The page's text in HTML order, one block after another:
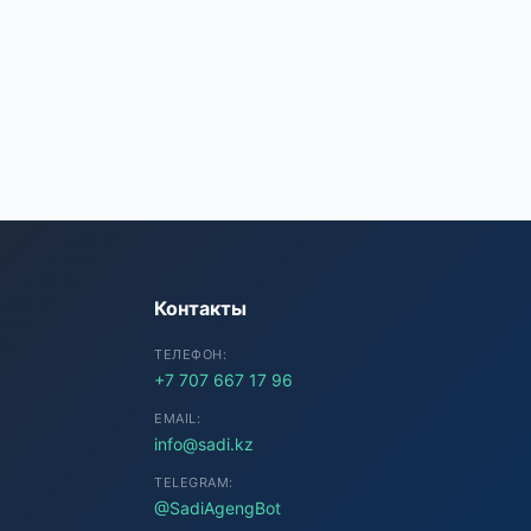
Контакты
ТЕЛЕФОН:
+7 707 667 17 96
EMAIL:
info@sadi.kz
TELEGRAM:
@SadiAgengBot